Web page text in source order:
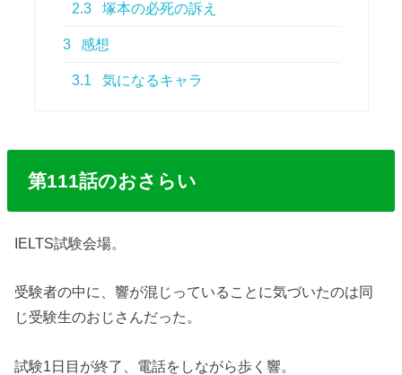
2.3 塚本の必死の訴え
3 感想
3.1 気になるキャラ
第111話のおさらい
IELTS試験会場。
受験者の中に、響が混じっていることに気づいたのは同
じ受験生のおじさんだった。
試験1日目が終了、電話をしながら歩く響。